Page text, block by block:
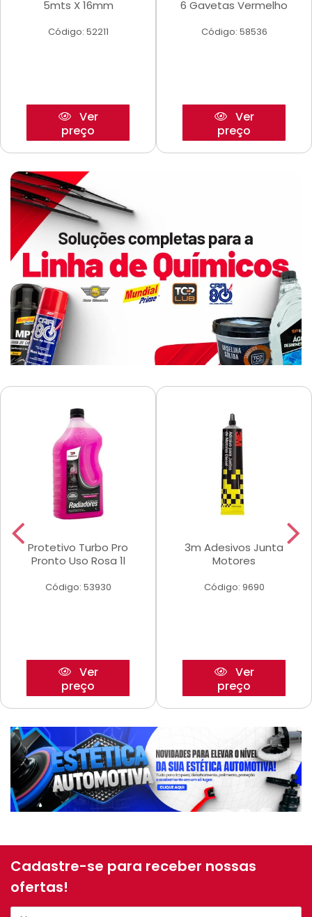
5mts X 16mm
Código: 52211
Ver
preço
6 Gavetas Vermelho
Código: 58536
Ver
preço
Protetivo Turbo Pro
Pronto Uso Rosa 1l
Código: 53930
Ver
preço
3m Adesivos Junta
Motores
Código: 9690
Ver
preço
Cadastre-se para receber nossas
ofertas!